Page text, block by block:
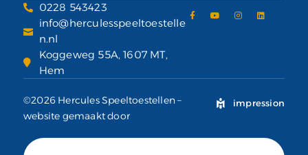
0228 543423
info@herculesspeeltoestelle
n.nl
Koggeweg 55A, 1607 MT,
Hem
©2026 Hercules Speeltoestellen –
website gemaakt door
impression